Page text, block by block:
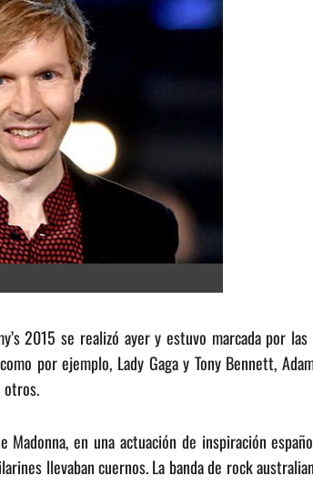
2015 se realizó ayer y estuvo marcada por las
por ejemplo, Lady Gaga y Tony Bennett,
otros.
en una actuación de inspiración
llevaban cuernos. La banda de rock